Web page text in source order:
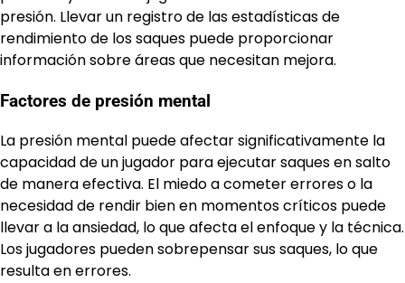
presión. Llevar un registro de las estadísticas de
rendimiento de los saques puede proporcionar
información sobre áreas que necesitan mejora.
Factores de presión mental
La presión mental puede afectar significativamente la
capacidad de un jugador para ejecutar saques en salto
de manera efectiva. El miedo a cometer errores o la
necesidad de rendir bien en momentos críticos puede
llevar a la ansiedad, lo que afecta el enfoque y la técnica.
Los jugadores pueden sobrepensar sus saques, lo que
resulta en errores.